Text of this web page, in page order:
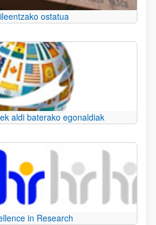
ostatua
aldi baterako egonaldiak
in Research